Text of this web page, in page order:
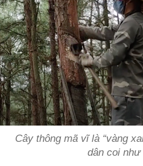
Cây thông mã vĩ là “vàng
dân coi như